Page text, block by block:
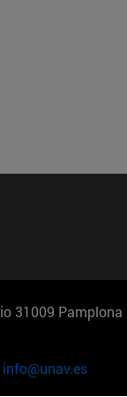
31009 Pamplona
info@unav.es